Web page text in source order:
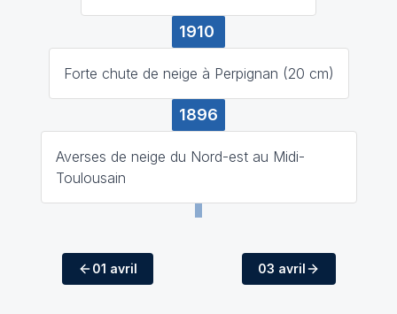
1910
Forte chute de neige à Perpignan (20 cm)
1896
Averses de neige du Nord-est au Midi-
Toulousain
01 avril 03 avril